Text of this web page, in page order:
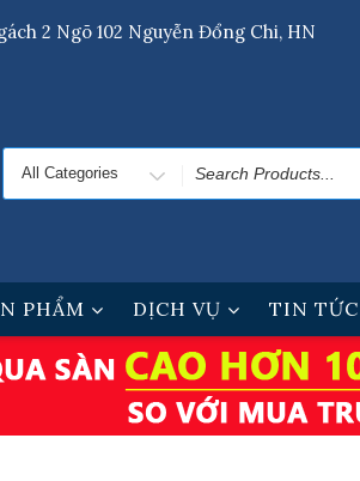
2 Ngõ 102 Nguyễn Đổng Chi, HN
Search
for
PHẨM DỊCH VỤ TIN TỨC